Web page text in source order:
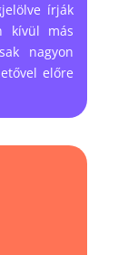
írják
kívül más
nagyon
előre